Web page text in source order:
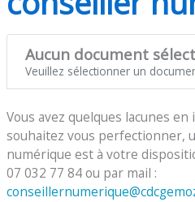
Aucun document
Veuillez sélectionner un
Vous avez quelques lacunes
souhaitez vous perfectionner,
numérique est à votre
07 032 77 84 ou par mail :